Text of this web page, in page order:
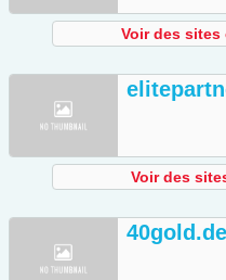
Voir des sites
Voir des
40gold.de